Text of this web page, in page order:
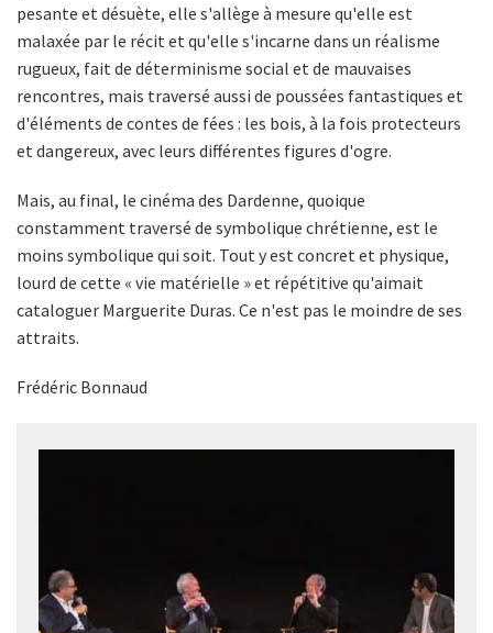
pesante et désuète, elle s'allège à mesure qu'elle est
malaxée par le récit et qu'elle s'incarne dans un réalisme
rugueux, fait de déterminisme social et de mauvaises
rencontres, mais traversé aussi de poussées fantastiques et
d'éléments de contes de fées : les bois, à la fois protecteurs
et dangereux, avec leurs différentes figures d'ogre.
Mais, au final, le cinéma des Dardenne, quoique
constamment traversé de symbolique chrétienne, est le
moins symbolique qui soit. Tout y est concret et physique,
lourd de cette « vie matérielle » et répétitive qu'aimait
cataloguer Marguerite Duras. Ce n'est pas le moindre de ses
attraits.
Frédéric Bonnaud